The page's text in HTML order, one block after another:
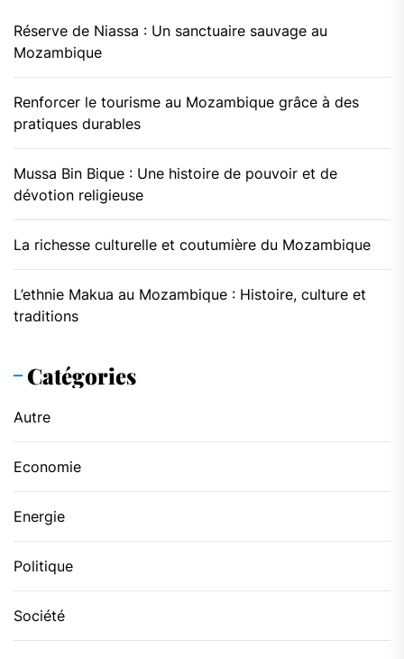
Réserve de Niassa : Un sanctuaire sauvage au
Mozambique
Renforcer le tourisme au Mozambique grâce à des
pratiques durables
Mussa Bin Bique : Une histoire de pouvoir et de
dévotion religieuse
La richesse culturelle et coutumière du Mozambique
L’ethnie Makua au Mozambique : Histoire, culture et
traditions
Catégories
Autre
Economie
Energie
Politique
Société